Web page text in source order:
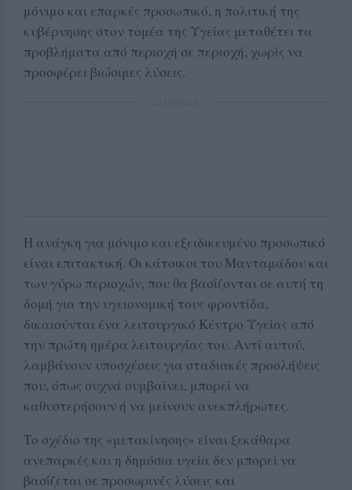
μόνιμο και επαρκές προσωπικό, η πολιτική της
κυβέρνησης στον τομέα της Υγείας μεταθέτει τα
προβλήματα από περιοχή σε περιοχή, χωρίς να
προσφέρει βιώσιμες λύσεις.
Η ανάγκη για μόνιμο και εξειδικευμένο προσωπικό
είναι επιτακτική. Οι κάτοικοι του Μανταμάδου και
των γύρω περιοχών, που θα βασίζονται σε αυτή τη
δομή για την υγειονομική τους φροντίδα,
δικαιούνται ένα λειτουργικό Κέντρο Υγείας από
την πρώτη ημέρα λειτουργίας του. Αντί αυτού,
λαμβάνουν υποσχέσεις για σταδιακές προσλήψεις
που, όπως συχνά συμβαίνει, μπορεί να
καθυστερήσουν ή να μείνουν ανεκπλήρωτες.
Το σχέδιο της «μετακίνησης» είναι ξεκάθαρα
ανεπαρκές και η δημόσια υγεία δεν μπορεί να
βασίζεται σε προσωρινές λύσεις και